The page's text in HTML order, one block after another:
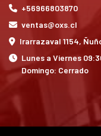
+56966803870
ventas@oxs.cl
Irarrazaval 1154,
Lunes a Viernes
Domingo: Cerrado